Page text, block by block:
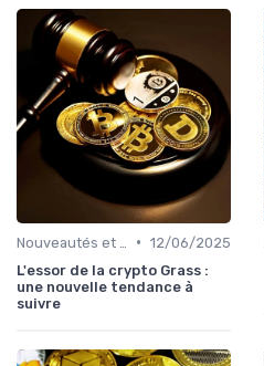
• 12/06/2025
L'essor de la crypto Grass :
une nouvelle tendance à
suivre